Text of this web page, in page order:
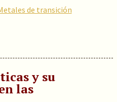
de transición
y su
las